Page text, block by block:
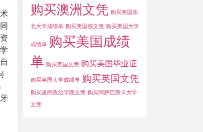
购买澳洲文凭 购买美国东
北大学成绩单 购买美国假文凭 购买美国大学
成绩单 购买美国成绩
单 购买美国文凭 购买美国毕业证
购买英国大学成绩单 购买英国文凭
购买里昂政治学院文凭 购买阿萨巴斯卡大学
文凭